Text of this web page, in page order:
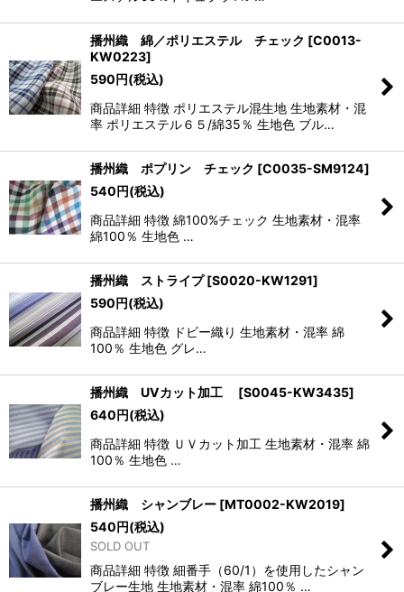
播州織 綿／ポリエステル チェック [C0013-
KW0223]
590円(税込)
商品詳細 特徴 ポリエステル混生地 生地素材・混
率 ポリエステル６５/綿35％ 生地色 ブル…
播州織 ポプリン チェック [C0035-SM9124]
540円(税込)
商品詳細 特徴 綿100%チェック 生地素材・混率
綿100％ 生地色 …
播州織 ストライプ [S0020-KW1291]
590円(税込)
商品詳細 特徴 ドビー織り 生地素材・混率 綿
100％ 生地色 グレ…
播州織 UVカット加工 [S0045-KW3435]
640円(税込)
商品詳細 特徴 ＵＶカット加工 生地素材・混率 綿
100％ 生地色 …
播州織 シャンブレー [MT0002-KW2019]
540円(税込)
SOLD OUT
商品詳細 特徴 細番手（60/1）を使用したシャン
ブレー生地 生地素材・混率 綿100％ …